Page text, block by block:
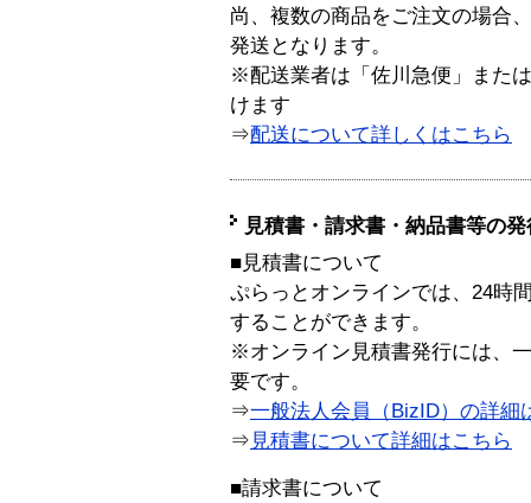
尚、複数の商品をご注文の場合
発送となります。
※配送業者は「佐川急便」また
けます
⇒配送について詳しくはこちら
見積書・請求書・納品書等の
■見積書について
ぷらっとオンラインでは、24時
することができます。
※オンライン見積書発行には、
要です。
⇒一般法人会員（BizID）の詳細
⇒ 見積書について詳細はこちら
■請求書について